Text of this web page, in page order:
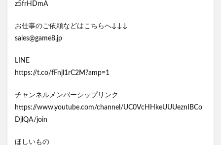
z5frHDmA
お仕事のご依頼などはこちらへ↓↓↓
sales@game8.jp
LINE
https://t.co/fFnjl1rC2M?amp=1
チャンネルメンバーシップリンク
https://www.youtube.com/channel/UC0VcHHkeUUUeznIBCo
DjlQA/join
ほしいもの